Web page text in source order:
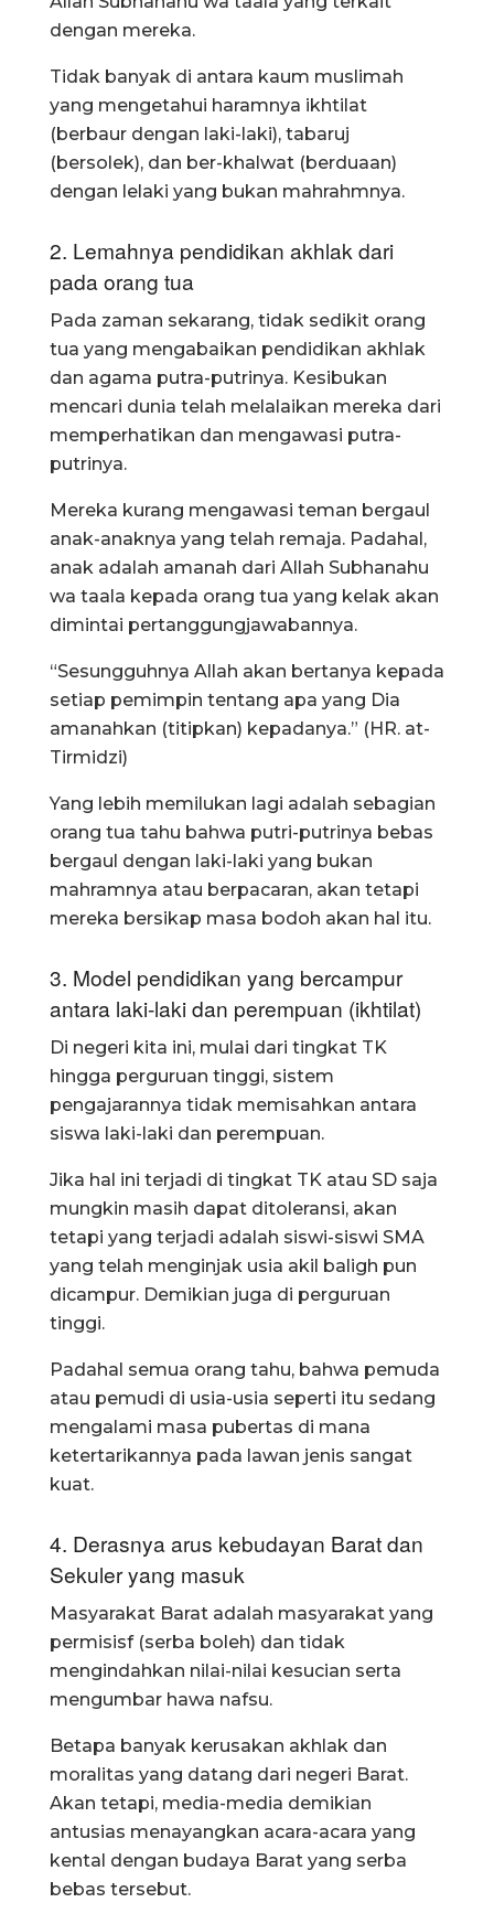
dengan mereka.
Tidak banyak di antara kaum muslimah
yang mengetahui haramnya ikhtilat
(berbaur dengan laki-laki), tabaruj
(bersolek), dan ber-khalwat (berduaan)
dengan lelaki yang bukan mahrahmnya.
2. Lemahnya pendidikan akhlak dari
pada orang tua
Pada zaman sekarang, tidak sedikit orang
tua yang mengabaikan pendidikan akhlak
dan agama putra-putrinya. Kesibukan
mencari dunia telah melalaikan mereka dari
memperhatikan dan mengawasi putra-
putrinya.
Mereka kurang mengawasi teman bergaul
anak-anaknya yang telah remaja. Padahal,
anak adalah amanah dari Allah Subhanahu
wa taala kepada orang tua yang kelak akan
dimintai pertanggungjawabannya.
“Sesungguhnya Allah akan bertanya kepada
setiap pemimpin tentang apa yang Dia
amanahkan (titipkan) kepadanya.” (HR. at-
Tirmidzi)
Yang lebih memilukan lagi adalah sebagian
orang tua tahu bahwa putri-putrinya bebas
bergaul dengan laki-laki yang bukan
mahramnya atau berpacaran, akan tetapi
mereka bersikap masa bodoh akan hal itu.
3. Model pendidikan yang bercampur
antara laki-laki dan perempuan (ikhtilat)
Di negeri kita ini, mulai dari tingkat TK
hingga perguruan tinggi, sistem
pengajarannya tidak memisahkan antara
siswa laki-laki dan perempuan.
Jika hal ini terjadi di tingkat TK atau SD saja
mungkin masih dapat ditoleransi, akan
tetapi yang terjadi adalah siswi-siswi SMA
yang telah menginjak usia akil baligh pun
dicampur. Demikian juga di perguruan
tinggi.
Padahal semua orang tahu, bahwa pemuda
atau pemudi di usia-usia seperti itu sedang
mengalami masa pubertas di mana
ketertarikannya pada lawan jenis sangat
kuat.
4. Derasnya arus kebudayan Barat dan
Sekuler yang masuk
Masyarakat Barat adalah masyarakat yang
permisisf (serba boleh) dan tidak
mengindahkan nilai-nilai kesucian serta
mengumbar hawa nafsu.
Betapa banyak kerusakan akhlak dan
moralitas yang datang dari negeri Barat.
Akan tetapi, media-media demikian
antusias menayangkan acara-acara yang
kental dengan budaya Barat yang serba
bebas tersebut.